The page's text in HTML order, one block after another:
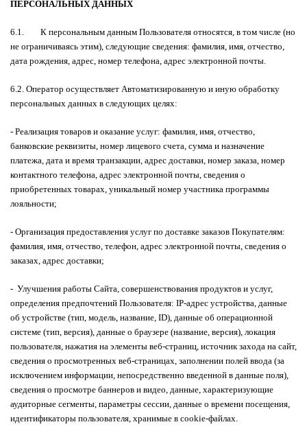
ПЕРСОНАЛЬНЫХ ДАННЫХ
6.1. К персональным данным Пользователя относятся, в том числе (но
не ограничиваясь этим), следующие сведения: фамилия, имя, отчество,
дата рождения, адрес, номер телефона, адрес электронной почты.
6.2. Оператор осуществляет Автоматизированную и иную обработку
персональных данных в следующих целях:
- Реализация товаров и оказание услуг: фамилия, имя, отчество,
банковские реквизиты, номер лицевого счета, сумма и назначение
платежа, дата и время транзакции, адрес доставки, номер заказа, номер
контактного телефона, адрес электронной почты, сведения о
приобретенных товарах, уникальный номер участника программы
лояльности;
- Организация предоставления услуг по доставке заказов Покупателям:
фамилия, имя, отчество, телефон, адрес электронной почты, сведения о
заказах, адрес доставки;
- Улучшения работы Сайта, совершенствования продуктов и услуг,
определения предпочтений Пользователя: IP-адрес устройства, данные
об устройстве (тип, модель, название, ID), данные об операционной
системе (тип, версия), данные о браузере (название, версия), локация
пользователя, нажатия на элементы веб-страниц, источник захода на сайт,
сведения о просмотренных веб-страницах, заполнении полей ввода (за
исключением информации, непосредственно введенной в данные поля),
сведения о просмотре баннеров и видео, данные, характеризующие
аудиторные сегменты, параметры сессии, данные о времени посещения,
идентификаторы пользователя, хранимые в cookie-файлах.